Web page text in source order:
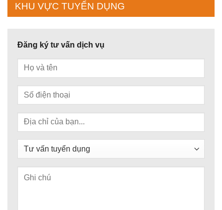
KHU VỰC TUYỂN DỤNG
Đăng ký tư vấn dịch vụ